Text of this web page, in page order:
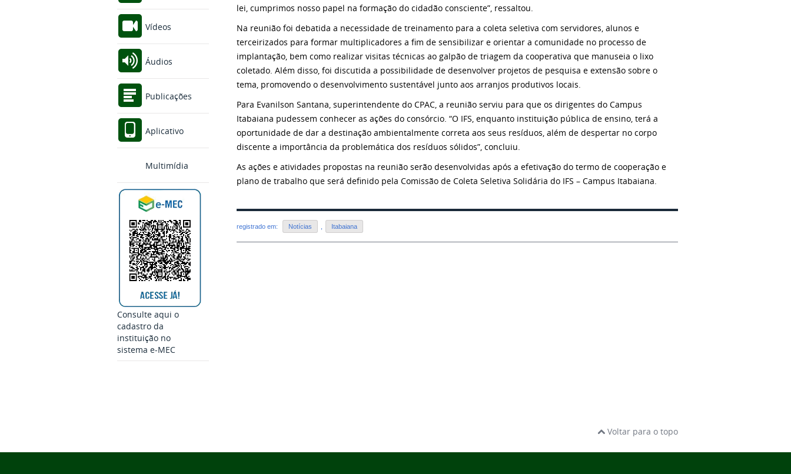
Vídeos
Áudios
Publicações
Aplicativo
Multimídia
Consulte aqui o
cadastro da
instituição no
sistema e-MEC
lei, cumprimos nosso papel na formação do cidadão consciente”, ressaltou.
Na reunião foi debatida a necessidade de treinamento para a coleta seletiva com servidores, alunos e
terceirizados para formar multiplicadores a fim de sensibilizar e orientar a comunidade no processo de
implantação, bem como realizar visitas técnicas ao galpão de triagem da cooperativa que manuseia o lixo
coletado. Além disso, foi discutida a possibilidade de desenvolver projetos de pesquisa e extensão sobre o
tema, promovendo o desenvolvimento sustentável junto aos arranjos produtivos locais.
Para Evanilson Santana, superintendente do CPAC, a reunião serviu para que os dirigentes do Campus
Itabaiana pudessem conhecer as ações do consórcio. “O IFS, enquanto instituição pública de ensino, terá a
oportunidade de dar a destinação ambientalmente correta aos seus resíduos, além de despertar no corpo
discente a importância da problemática dos resíduos sólidos”, concluiu.
As ações e atividades propostas na reunião serão desenvolvidas após a efetivação do termo de cooperação e
plano de trabalho que será definido pela Comissão de Coleta Seletiva Solidária do IFS – Campus Itabaiana.
registrado em: Notícias Itabaiana
Voltar para o topo